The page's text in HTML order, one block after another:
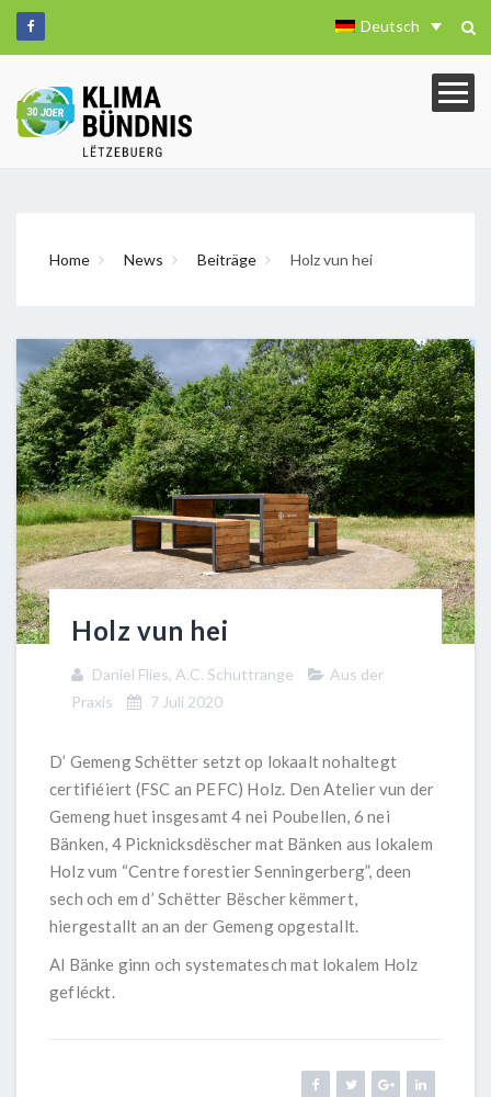
Deutsch
Home News Beiträge Holz vun hei
Holz vun hei
Daniel Flies, A.C. Schuttrange
Aus der
Praxis
7 Juli 2020
D’ Gemeng Schëtter setzt op lokaalt nohaltegt
certifiéiert (FSC an PEFC) Holz. Den Atelier vun der
Gemeng huet insgesamt 4 nei Poubellen, 6 nei
Bänken, 4 Picknicksdëscher mat Bänken aus lokalem
Holz vum “Centre forestier Senningerberg”, deen
sech och em d’ Schëtter Bëscher këmmert,
hiergestallt an an der Gemeng opgestallt.
Al Bänke ginn och systematesch mat lokalem Holz
gefléckt.